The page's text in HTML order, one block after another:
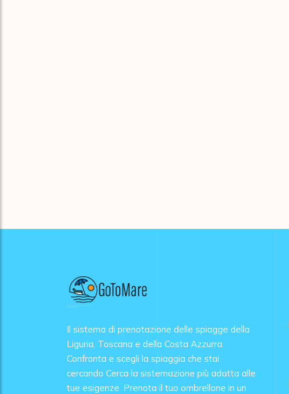
Il sistema di prenotazione delle spiagge della
Liguria, Toscana e della Costa Azzurra.
Confronta e scegli la spiaggia che stai
cercando Cerca la sistemazione più adatta alle
tue esigenze. Prenota il tuo ombrellone in un